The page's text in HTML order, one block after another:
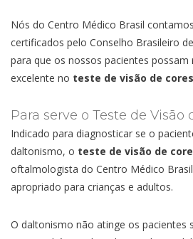
Nós do Centro Médico Brasil
certificados pelo Conselho Brasileiro
para que os nossos pacientes
excelente no teste de visão de
Para serve o Teste de Visão
Indicado para diagnosticar se o
daltonismo, o teste de visão de
oftalmologista do Centro Médico
apropriado para crianças e adultos.
O daltonismo não atinge os pacientes